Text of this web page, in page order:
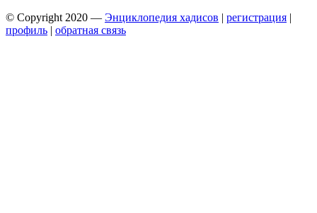
© Copyright 2020 — Энциклопедия хадисов | регистрация |
профиль | обратная связь